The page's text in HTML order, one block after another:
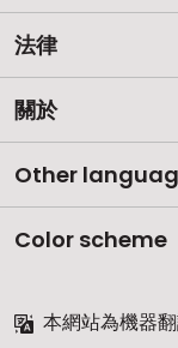
法律
關於
Other
Color scheme
本網站為機器